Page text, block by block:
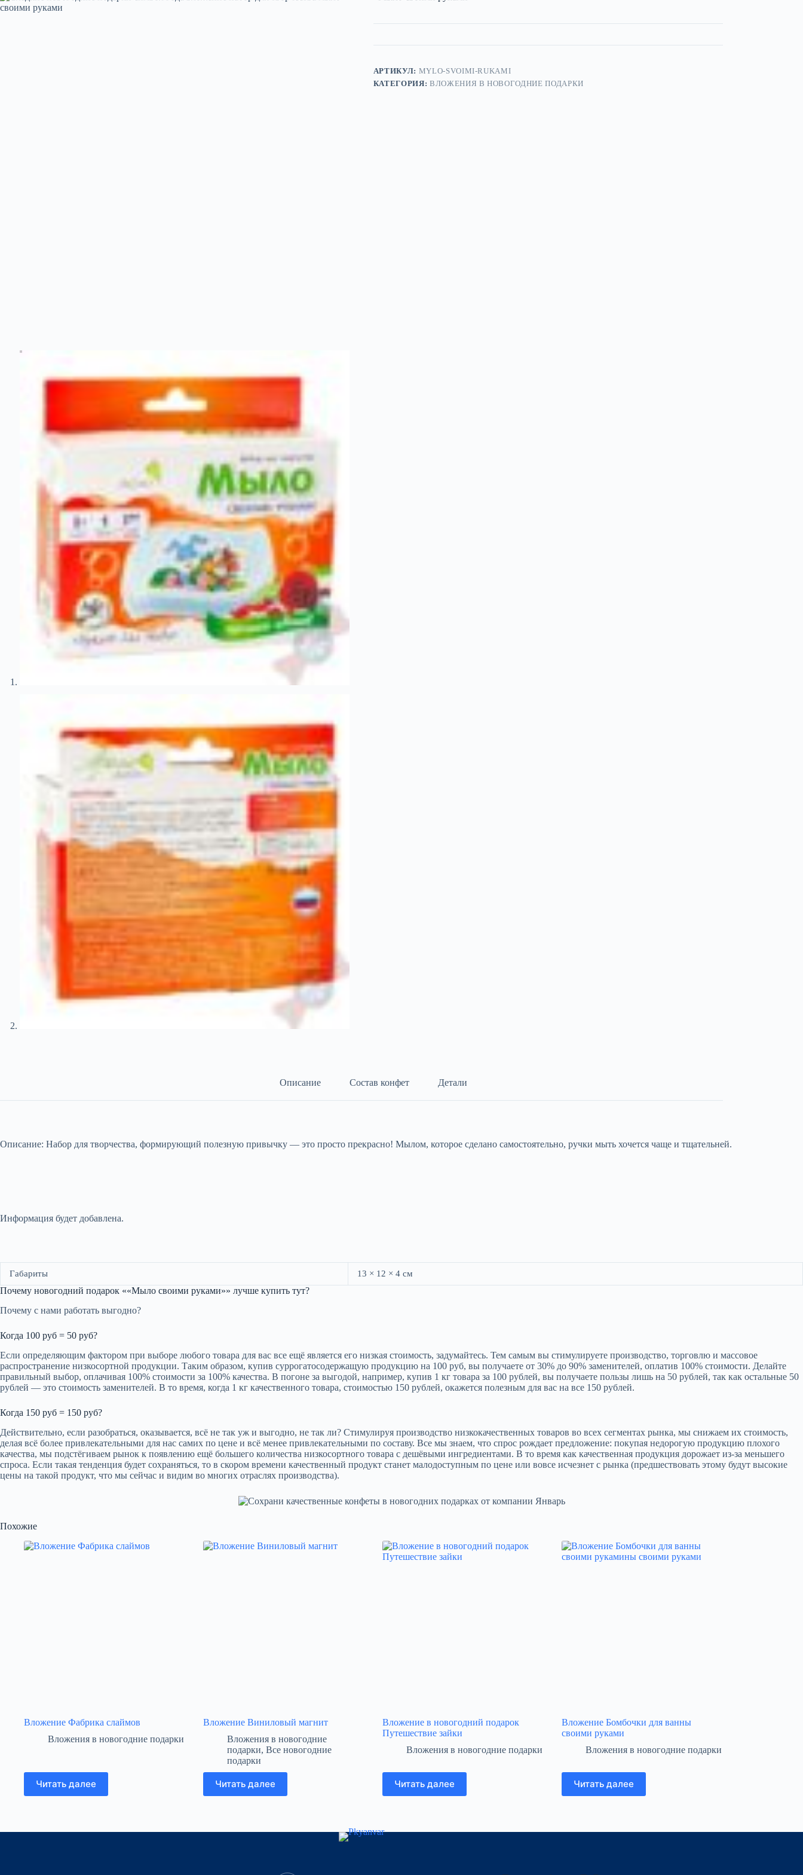
АРТИКУЛ: MYLO-SVOIMI-RUKAMI
КАТЕГОРИЯ: ВЛОЖЕНИЯ В НОВОГОДНИЕ ПОДАРКИ
Описание Состав конфет Детали
Описание: Набор для творчества, формирующий полезную привычку — это просто прекрасно! Мылом, которое сделано самостоятельно, ручки мыть хочется чаще и тщательней.
Информация будет добавлена.
Габариты 13 × 12 × 4 см
Почему новогодний подарок ««Мыло своими руками»» лучше купить тут?
Почему с нами работать выгодно?
Когда 100 руб = 50 руб?
Если определяющим фактором при выборе любого товара для вас все ещё является его низкая стоимость, задумайтесь. Тем самым вы стимулируете производство, торговлю и массовое
распространение низкосортной продукции. Таким образом, купив суррогатосодержащую продукцию на 100 руб, вы получаете от 30% до 90% заменителей, оплатив 100% стоимости. Делайте
правильный выбор, оплачивая 100% стоимости за 100% качества. В погоне за выгодой, например, купив 1 кг товара за 100 рублей, вы получаете пользы лишь на 50 рублей, так как остальные 50
рублей — это стоимость заменителей. В то время, когда 1 кг качественного товара, стоимостью 150 рублей, окажется полезным для вас на все 150 рублей.
Когда 150 руб = 150 руб?
Действительно, если разобраться, оказывается, всё не так уж и выгодно, не так ли? Стимулируя производство низкокачественных товаров во всех сегментах рынка, мы снижаем их стоимость,
делая всё более привлекательными для нас самих по цене и всё менее привлекательными по составу. Все мы знаем, что спрос рождает предложение: покупая недорогую продукцию плохого
качества, мы подстёгиваем рынок к появлению ещё большего количества низкосортного товара с дешёвыми ингредиентами. В то время как качественная продукция дорожает из-за меньшего
спроса. Если такая тенденция будет сохраняться, то в скором времени качественный продукт станет малодоступным по цене или вовсе исчезнет с рынка (предшествовать этому будут высокие
цены на такой продукт, что мы сейчас и видим во многих отраслях производства).
Похожие
Вложение Фабрика слаймов
Вложения в новогодние подарки
Читать далее
Вложение Виниловый магнит
Вложения в новогодние
подарки, Все новогодние
подарки
Читать далее
Вложение в новогодний подарок
Путешествие зайки
Вложения в новогодние подарки
Читать далее
Вложение Бомбочки для ванны
своими руками
Вложения в новогодние подарки
Читать далее